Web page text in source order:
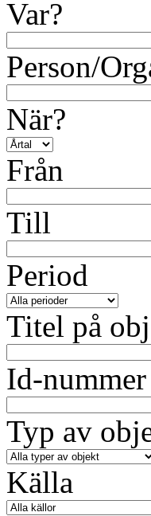
Var?
Person/
När?
Från
Till
Period
Titel på
Id-nummer
Typ av
Källa